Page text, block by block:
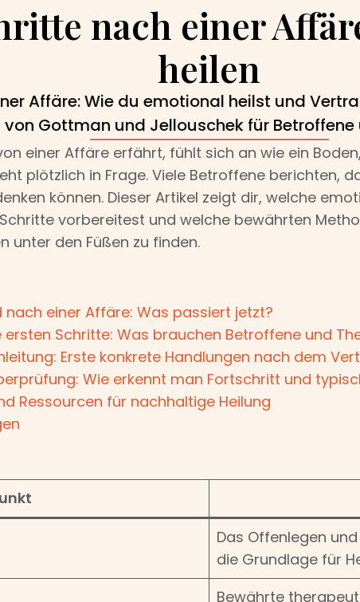
nach einer
heilen
Affäre: Wie du emotional heilst und
Gottman und Jellouschek für Betroffene
einer Affäre erfährt, fühlt sich an wie ein
plötzlich in Frage. Viele Betroffene berichten,
können. Dieser Artikel zeigt dir, welche
vorbereitest und welche bewährten
unter den Füßen zu finden.
nach einer Affäre: Was passiert jetzt?
Schritte: Was brauchen Betroffene und
Erste konkrete Handlungen nach dem
Wie erkennt man Fortschritt und
Ressourcen für nachhaltige Heilung
Das Offenlegen
die Grundlage für
Bewährte